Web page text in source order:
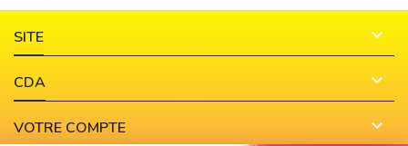
SITE 
CDA 
VOTRE COMPTE 